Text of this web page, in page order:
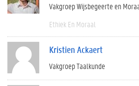
Vakgroep Wijsbegeerte en
Ethiek En Moraal
Kristien Ackaert
Vakgroep Taalkunde